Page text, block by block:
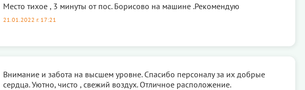
Место тихое , 3 минуты от пос. Борисово на машине .Рекомендую
21.01.2022 г. 17:21
Внимание и забота на высшем уровне. Спасибо персоналу за их добрые
сердца. Уютно, чисто , свежий воздух. Отличное расположение.